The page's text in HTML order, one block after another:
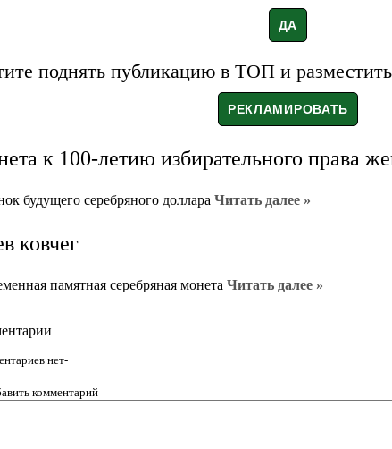
поднять публикацию в ТОП и разместить
к 100-летию избирательного права
будущего серебряного доллара Читать далее »
ковчег
памятная серебряная монета Читать далее »
нет-
комментарий